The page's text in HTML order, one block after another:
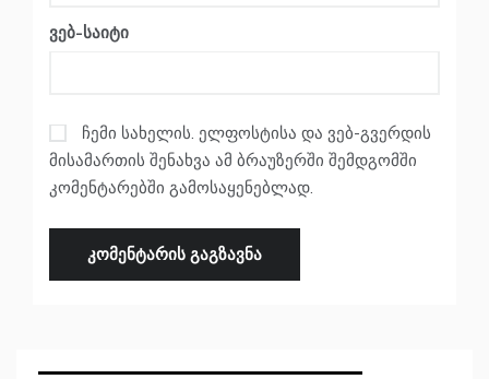
ვებ-საიტი
ჩემი სახელის. ელფოსტისა და ვებ-გვერდის
მისამართის შენახვა ამ ბრაუზერში შემდგომში
კომენტარებში გამოსაყენებლად.